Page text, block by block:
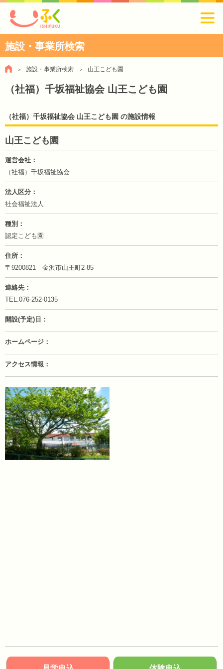
施設・事業所検索
施設・事業所検索 山王こども園
（社福）千坂福祉協会 山王こども園
（社福）千坂福祉協会 山王こども園 の施設情報
山王こども園
運営会社
（社福）千坂福祉協会
法人区分
社会福祉法人
種別
認定こども園
住所
〒9200821 金沢市山王町2-85
連絡先
TEL.076-252-0135
開設(予定)日
ホームページ
アクセス情報